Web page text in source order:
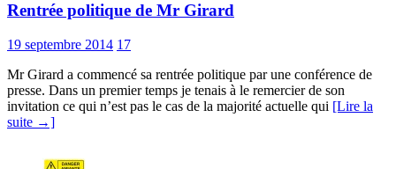
Rentrée politique de Mr Girard
19 septembre 2014 17
Mr Girard a commencé sa rentrée politique par une conférence de
presse. Dans un premier temps je tenais à le remercier de son
invitation ce qui n’est pas le cas de la majorité actuelle qui [Lire la
suite →]